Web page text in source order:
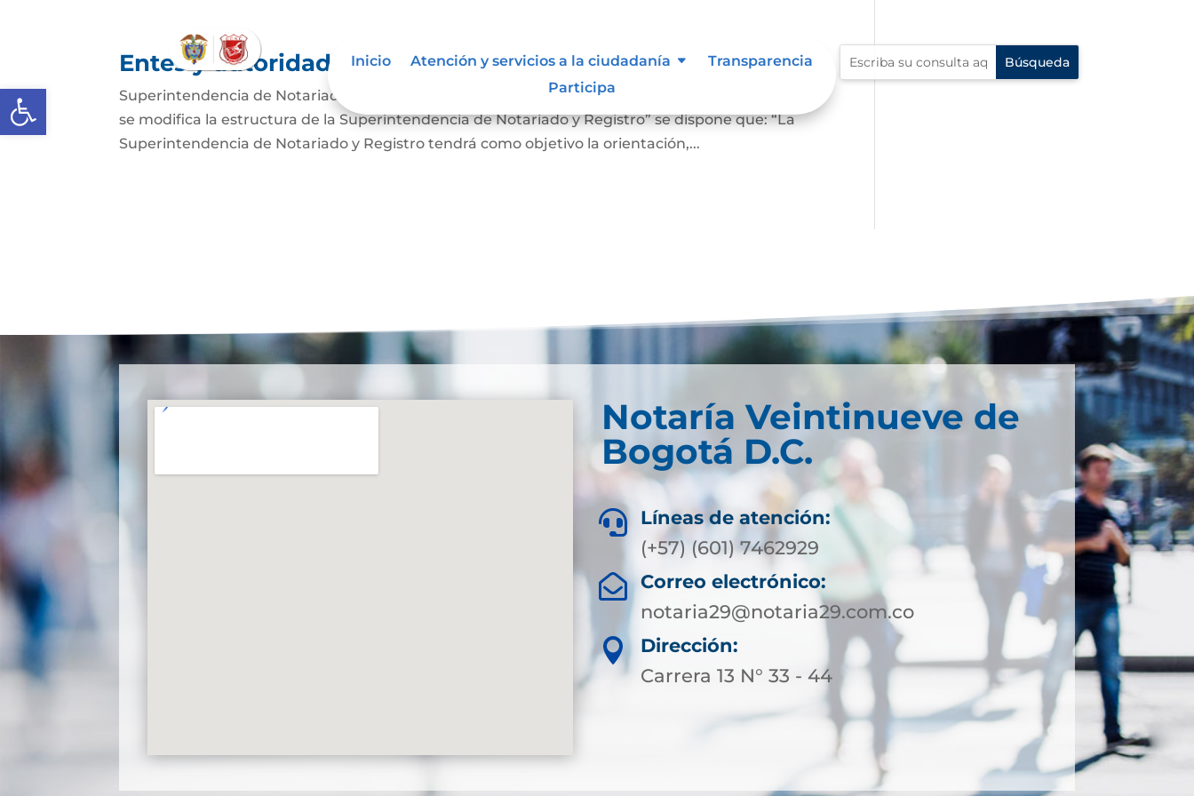
Abrir barra de herramientas
Inicio Atención y servicios a la ciudadanía
Transparencia
Participa
Entes y autoridades que lo vigilan
Superintendencia de Notariado y Registro En el Artículo 4 del Decreto 2723 de 2014, “Por el cual
se modifica la estructura de la Superintendencia de Notariado y Registro” se dispone que: “La
Superintendencia de Notariado y Registro tendrá como objetivo la orientación,...
Notaría Veintinueve de
Bogotá D.C.

Líneas de atención:
(+57) (601) 7462929

Correo electrónico:
notaria29@notaria29.com.co

Dirección:
Carrera 13 N° 33 - 44